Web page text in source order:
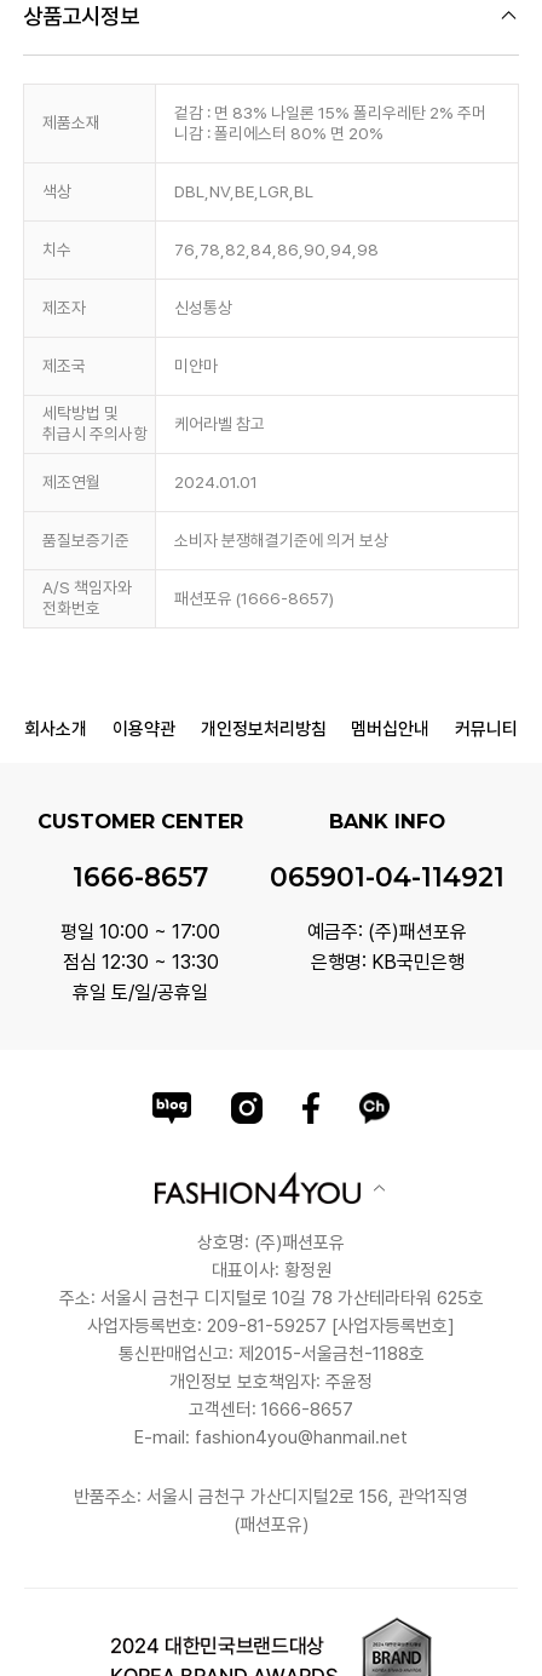
상품고시정보
제품소재
겉감 : 면 83% 나일론 15% 폴리우레탄 2% 주머
니감 : 폴리에스터 80% 면 20%
색상 DBL,NV,BE,LGR,BL
치수 76,78,82,84,86,90,94,98
제조자 신성통상
제조국 미얀마
세탁방법 및
취급시 주의사항
케어라벨 참고
제조연월 2024.01.01
품질보증기준 소비자 분쟁해결기준에 의거 보상
A/S 책임자와
전화번호
패션포유 (1666-8657)
회사소개 이용약관 개인정보처리방침 멤버십안내 커뮤니티
CUSTOMER CENTER
1666-8657
평일 10:00 ~ 17:00
점심 12:30 ~ 13:30
휴일 토/일/공휴일
BANK INFO
065901-04-114921
예금주: (주)패션포유
은행명: KB국민은행
상호명: (주)패션포유
대표이사: 황정원
주소: 서울시 금천구 디지털로 10길 78 가산테라타워 625호
사업자등록번호: 209-81-59257 [사업자등록번호]
통신판매업신고: 제2015-서울금천-1188호
개인정보 보호책임자: 주윤정
고객센터: 1666-8657
E-mail: fashion4you@hanmail.net
반품주소: 서울시 금천구 가산디지털2로 156, 관악1직영
(패션포유)